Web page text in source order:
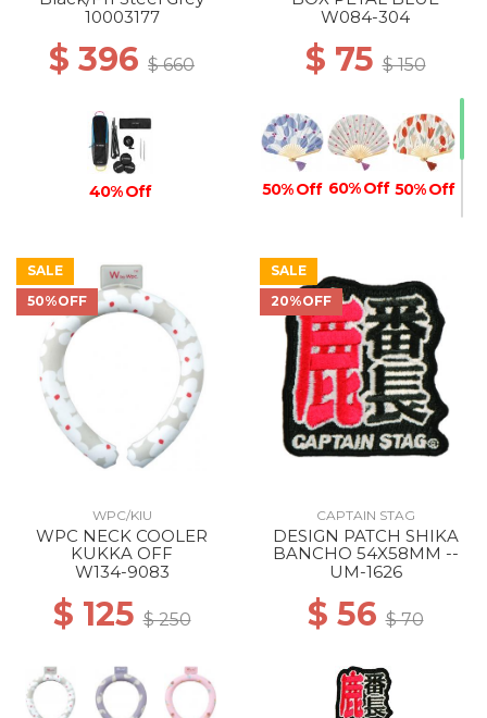
10003177
$ 396 $ 660
40% Off
W084-304
$ 75$ 150
50% Off 60% Off 50% Off
40% Off
SALE
50%OFF
WPC/KIU
WPC NECK COOLER
KUKKA OFF
W134-9083
$ 125$ 250
SALE
20%OFF
CAPTAIN STAG
DESIGN PATCH SHIKA
BANCHO 54X58MM --
UM-1626
$ 56$ 70